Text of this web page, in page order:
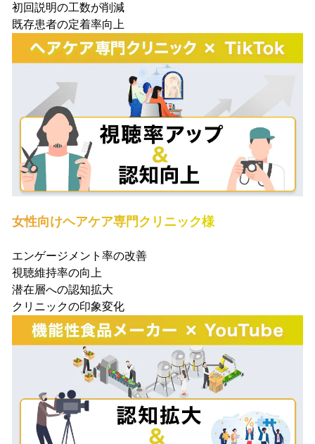
初回説明の工数が削減
既存患者の定着率向上
女性向けヘアケア専門クリニック様
エンゲージメント率の改善
視聴維持率の向上
潜在層への認知拡大
クリニックの印象変化